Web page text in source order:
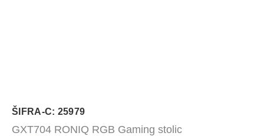
ŠIFRA-C: 25979
GXT704 RONIQ RGB Gaming stolic